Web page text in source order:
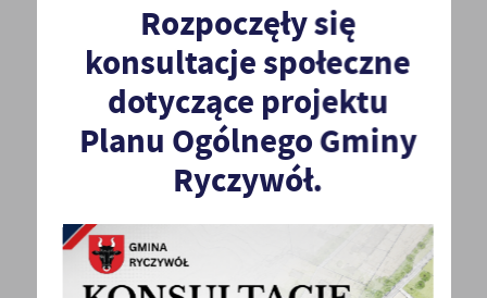
Rozpoczęły się
konsultacje społeczne
dotyczące projektu
Planu Ogólnego Gminy
Ryczywół.